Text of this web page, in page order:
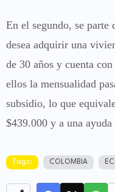
En el segundo, se parte
desea adquirir una
de 30 años y cuenta
ellos la mensualidad
subsidio, lo que
$439.000 y a una
Tags: COLOMBIA